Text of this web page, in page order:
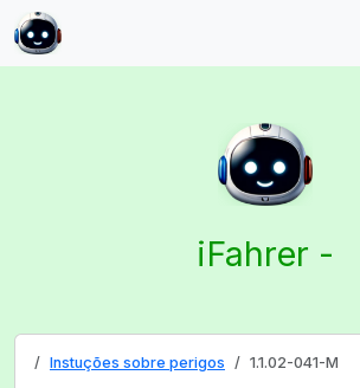
iFahrer -
Instuções sobre perigos 1.1.02-041-M